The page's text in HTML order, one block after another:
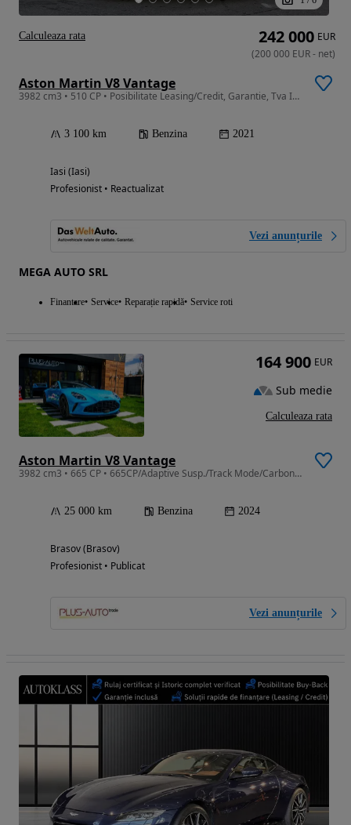
Aston Martin V8 Vantage
3982 cm3 • 510 CP • Posibilitate Leasing/Credit, Garantie, Tva Inclus!!
3 100 km Benzina 2021
Iasi (Iasi)
Profesionist • Reactualizat
Vezi anunțurile
MEGA AUTO SRL
Finantare Service Reparație rapidă Service roti
242 000 EUR
(200 000 EUR- net)
Calculeaza rata
Aston Martin V8 Vantage
3982 cm3 • 665 CP • 665CP/Adaptive Susp./Track Mode/Carbon /360/ Warranty 09.2027
25 000 km Benzina 2024
Brasov (Brasov)
Profesionist • Publicat
Vezi anunțurile
164 900 EUR
Sub medie
Calculeaza rata